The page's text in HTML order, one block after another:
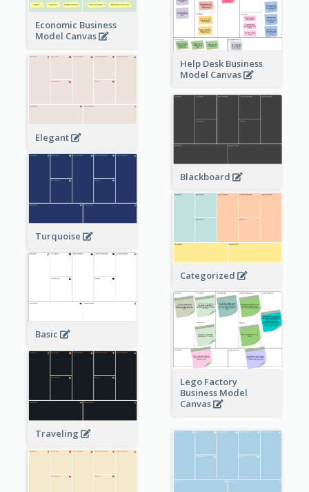
Economic Business
Model Canvas
Help Desk Business
Model Canvas
Elegant
Blackboard
Turquoise
Categorized
Basic
Lego Factory
Business Model
Canvas
Traveling